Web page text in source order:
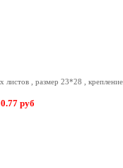
, размер 23*28 ,
руб